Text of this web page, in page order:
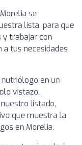
se
lista, para que
y trabajar con
a tus necesidades
en un
vistazo,
listado,
que muestra la
en Morelia.